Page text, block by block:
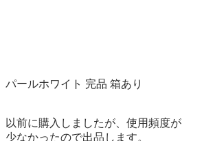
パールホワイト 完品 箱あり
以前に購入しましたが、使用頻度が
少なかったので出品します。